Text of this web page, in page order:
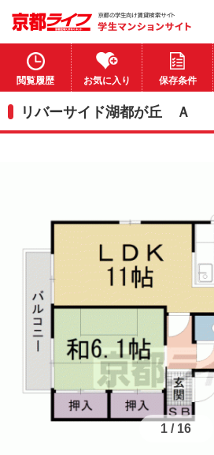
閲覧履歴 お気に入り 保存条件
リバーサイド湖都が丘 Ａ
1 / 16